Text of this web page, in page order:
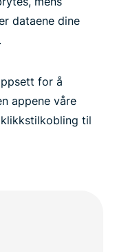
dataene dine
for å
appene våre
til